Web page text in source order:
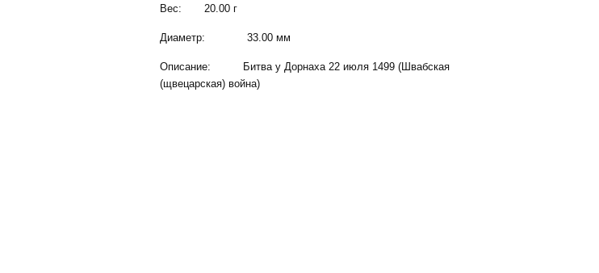
Вес: 20.00 г
Диаметр: 33.00 мм
Описание:
Битва у Дорнаха 22 июля 1499 (Швабская
(щвецарская) война)